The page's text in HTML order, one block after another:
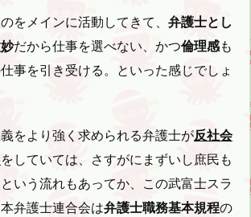
をメインに活動してきて、 弁護士とし
だから仕事を選べない、かつ倫理感も
事を引き受ける。といった感じでしょ
をより強く求められる弁護士が反社会
をしていては、さすがにまずいし庶民も
いう流れもあってか、この武富士スラ
弁護士連合会は弁護士職務基本規程の